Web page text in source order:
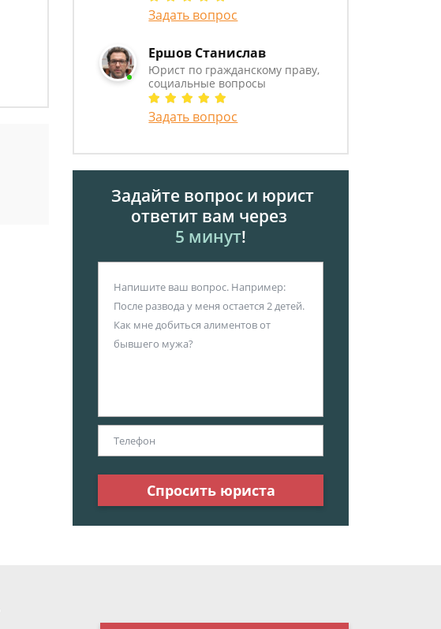
Задать вопрос
Ершов Станислав
Юрист по гражданскому праву,
социальные вопросы
Задать вопрос
Задайте вопрос и юрист
ответит вам через
5 минут!
Спросить юриста